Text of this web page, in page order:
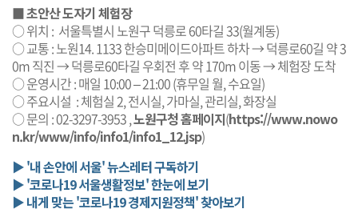
■초안산 도자기 체험장
○ 위치 : 서울특별시 노원구 덕릉로 60타길 33(월계동)
○ 교통 : 노원14. 1133 한승미메이드아파트 하차 → 덕릉로60길 약 3
0m 직진 → 덕릉로60타길 우회전 후 약 170m 이동 → 체험장 도착
○ 운영시간 : 매일 10:00 – 21:00 (휴무일 월, 수요일)
○ 주요시설 : 체험실 2, 전시실, 가마실, 관리실, 화장실
○ 문의 : 02-3297-3953 ,노원구청 홈페이지(https://www.nowo
n.kr/www/info/info1/info1_12.jsp)
▶ '내 손안에 서울' 뉴스레터 구독하기
▶ '코로나19 서울생활정보' 한눈에 보기
▶ 내게 맞는 '코로나19 경제지원정책' 찾아보기